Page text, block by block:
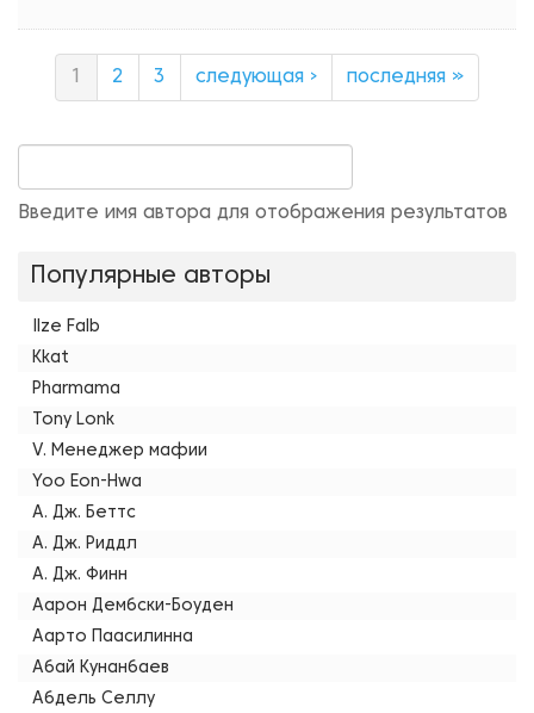
2 3 следующая › последняя »
Введите имя автора для отображения результатов
Популярные авторы
Ilze Falb
Kkat
Pharmama
Tony Lonk
V. Менеджер мафии
Yoo Eon-Hwa
А. Дж. Беттс
А. Дж. Риддл
А. Дж. Финн
Аарон Дембски-Боуден
Аарто Паасилинна
Абай Кунанбаев
Абдель Селлу